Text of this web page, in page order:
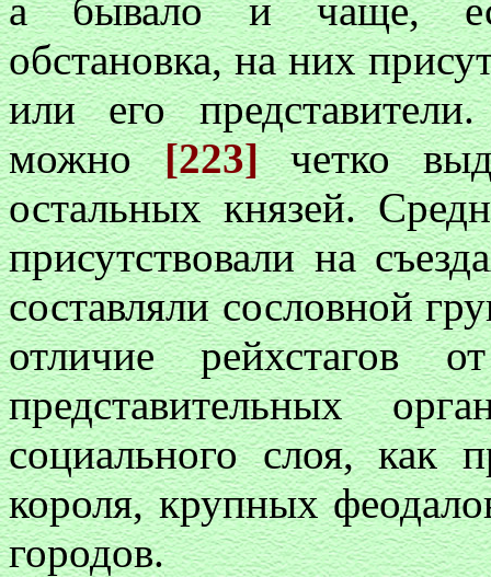
а бывало и чаще,
обстановка, на них
или его
можно[223]четко
остальных князей.
присутствовали на
составляли сословной
отличие рейхстагов
представительных
социального слоя, как
короля, крупных
городов.